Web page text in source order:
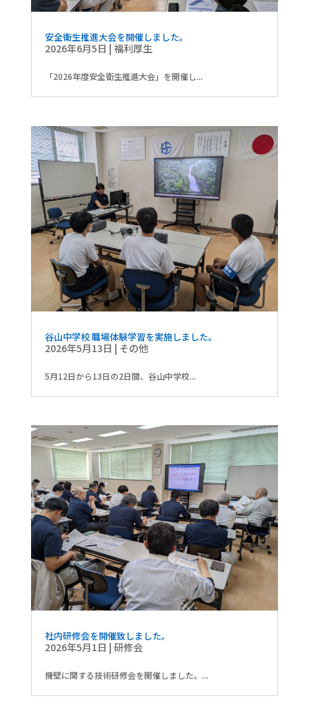
安全衛生推進大会を開催しました。
2026年6月5日 | 福利厚生
「2026年度安全衛生推進大会」を開催し...
谷山中学校 職場体験学習を実施しました。
2026年5月13日 | その他
5月12日から13日の2日間、谷山中学校...
社内研修会を開催致しました。
2026年5月1日 | 研修会
擁壁に関する技術研修会を開催しました。...